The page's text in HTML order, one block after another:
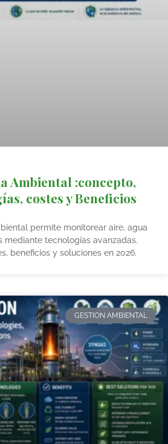
Ambiental :concepto,
costes y Beneficios
permite monitorear aire, agua
mediante tecnologías avanzadas.
beneficios y soluciones en 2026.
GESTION AMBIENTAL